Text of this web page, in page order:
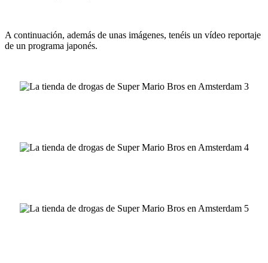
A continuación, además de unas imágenes, tenéis un vídeo reportaje
de un programa japonés.